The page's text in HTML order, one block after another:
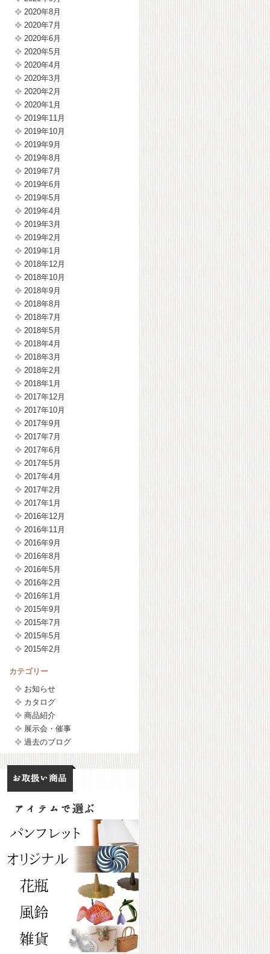
2020年8月
2020年7月
2020年6月
2020年5月
2020年4月
2020年3月
2020年2月
2020年1月
2019年11月
2019年10月
2019年9月
2019年8月
2019年7月
2019年6月
2019年5月
2019年4月
2019年3月
2019年2月
2019年1月
2018年12月
2018年10月
2018年9月
2018年8月
2018年7月
2018年5月
2018年4月
2018年3月
2018年2月
2018年1月
2017年12月
2017年10月
2017年9月
2017年7月
2017年6月
2017年5月
2017年4月
2017年2月
2017年1月
2016年12月
2016年11月
2016年9月
2016年8月
2016年5月
2016年2月
2016年1月
2015年9月
2015年7月
2015年5月
2015年2月
カテゴリー
お知らせ
カタログ
商品紹介
展示会・催事
過去のブログ